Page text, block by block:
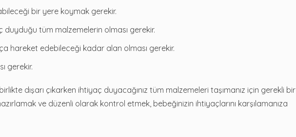
bir yere koymak gerekir.
duyduğu tüm malzemelerin olması gerekir.
hareket edebileceği kadar alan olması gerekir.
gerekir.
dışarı çıkarken ihtiyaç duyacağınız tüm malzemeleri taşımanız için gerekli bir
ve düzenli olarak kontrol etmek, bebeğinizin ihtiyaçlarını karşılamanıza